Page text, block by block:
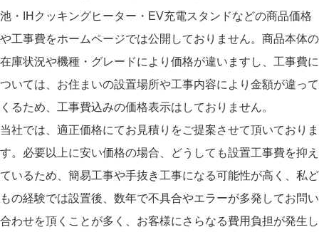
池・IHクッキングヒーター・EV充電スタンドなどの商品価格
や工事費をホームページでは公開しておりません。商品本体の
在庫状況や機種・グレードにより価格が違いますし、工事費に
ついては、お住まいの設置場所や工事内容により金額が違って
くるため、工事費込みの価格表示はしておりません。
当社では、適正価格にてお見積りをご提案させて頂いておりま
す。必要以上に安い価格の場合、どうしても設置工事費を抑え
ているため、簡易工事や手抜き工事になる可能性が高く、私ど
もの経験では設置後、数年で不具合やエラーが多発してお問い
合わせを頂くことが多く、お客様にさらなる費用負担が発生し